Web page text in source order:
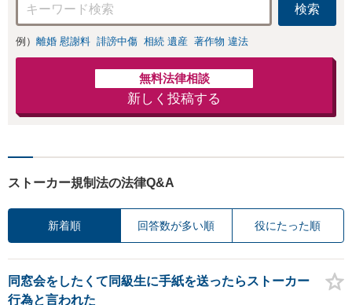
検索
例） 離婚 慰謝料 誹謗中傷 相続 遺産 著作物 違法
無料法律相談
新しく投稿する
ストーカー規制法の法律Q&A
新着順 回答数が多い順 役にたった順
同窓会をしたくて同級生に手紙を送ったらストーカー
行為と言われた